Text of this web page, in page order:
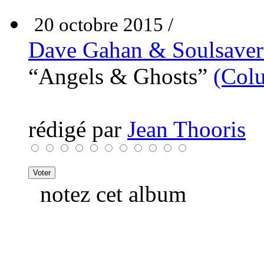
20 octobre 2015 /
Dave Gahan &
“Angels & Ghosts”
rédigé par Jean Thooris
notez cet album